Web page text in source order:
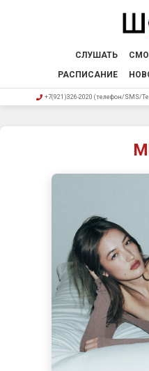
СЛУШАТЬ
РАСПИСАНИЕ
+7(921)326-2020 (телефон/SMS/